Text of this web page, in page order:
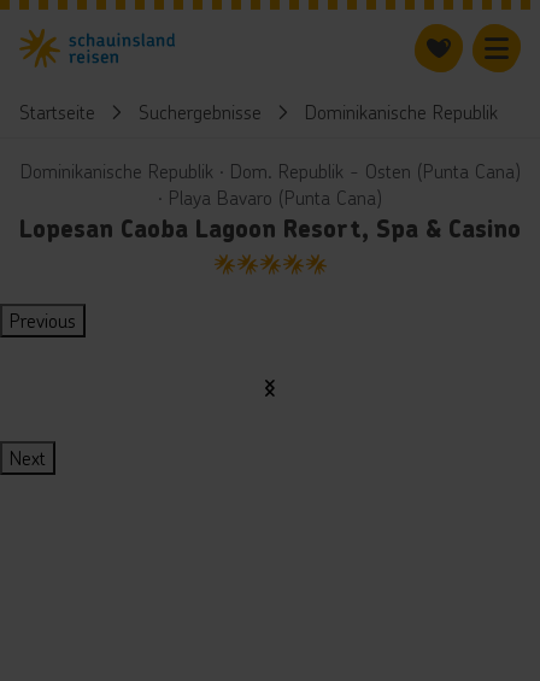
Startseite Suchergebnisse Dominikanische Republik
Dominikanische Republik ∙ Dom. Republik - Osten (Punta Cana)
∙ Playa Bavaro (Punta Cana)
Lopesan Caoba Lagoon Resort, Spa & Casino
5
Previous
Next